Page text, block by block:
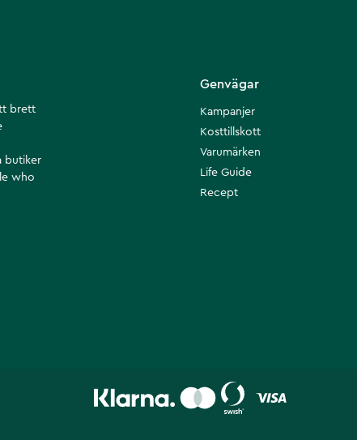
brett
butiker
who
Genvägar
Kampanjer
Kosttillskott
Varumärken
Life Guide
Recept